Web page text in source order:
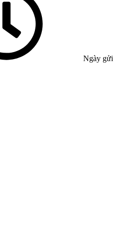
Ngày gửi